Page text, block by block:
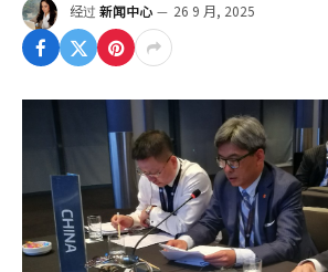
经过 新闻中心 26 9 月, 2025